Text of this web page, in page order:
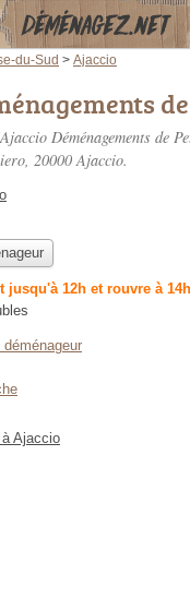
du-Sud > Ajaccio
Déménagements de
, 20000 Ajaccio.
jusqu'à 12h et rouvre à 14h
Ajaccio